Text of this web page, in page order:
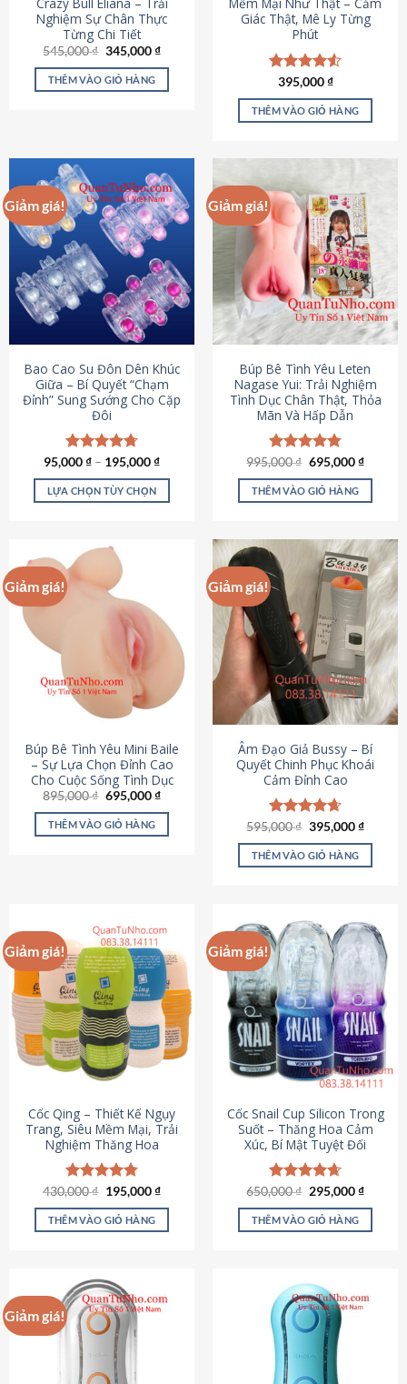
Crazy Bull Eliana – Trải
Nghiệm Sự Chân Thực
Từng Chi Tiết
545,000₫ Giá
là:
545,000 ₫.
345,000₫Giá
tại
THÊM VÀO GIỎ HÀNG
Mềm Mại Như Thật – Cảm
Giác Thật, Mê Ly Từng
Phút
Được xếp
hạng4.53
5 sao
395,000₫
THÊM VÀO GIỎ HÀNG
Giảm giá!
Bao Cao Su Đôn Dên Khúc
Giữa – Bí Quyết “Chạm
Đỉnh” Sung Sướng Cho Cặp
Đôi
Được xếp
hạng4.70
5 sao
95,000₫ – 195,000₫
LỰA CHỌN TÙY CHỌN
này
nhiều
biến
thể.
chọn
thể
chọn
trên
trang
sản
phẩm
Giảm giá!
Búp Bê Tình Yêu Leten
Nagase Yui: Trải Nghiệm
Tình Dục Chân Thật, Thỏa
Mãn Và Hấp Dẫn
Được xếp
hạng4.80
5 sao
995,000₫ Giá
là:
995,000 ₫.
695,000₫Giá
tại
THÊM VÀO GIỎ HÀNG
Giảm giá!
Búp Bê Tình Yêu Mini Baile
– Sự Lựa Chọn Đỉnh Cao
Cho Cuộc Sống Tình Dục
895,000₫ Giá
là:
895,000 ₫.
695,000₫Giá
tại
THÊM VÀO GIỎ HÀNG
Giảm giá!
Âm Đạo Giả Bussy – Bí
Quyết Chinh Phục Khoái
Cảm Đỉnh Cao
Được xếp
hạng4.64
5 sao
595,000₫ Giá
là:
595,000 ₫.
395,000₫Giá
tại
THÊM VÀO GIỎ HÀNG
Giảm giá!
Cốc Qing – Thiết Kế Ngụy
Trang, Siêu Mềm Mại, Trải
Nghiệm Thăng Hoa
Được xếp
hạng4.78
5 sao
430,000₫ Giá
là:
430,000 ₫.
195,000₫Giá
tại
THÊM VÀO GIỎ HÀNG
Giảm giá!
Cốc Snail Cup Silicon Trong
Suốt – Thăng Hoa Cảm
Xúc, Bí Mật Tuyệt Đối
Được xếp
hạng4.69
5 sao
650,000₫ Giá
là:
650,000 ₫.
295,000₫Giá
tại
THÊM VÀO GIỎ HÀNG
Giảm giá!